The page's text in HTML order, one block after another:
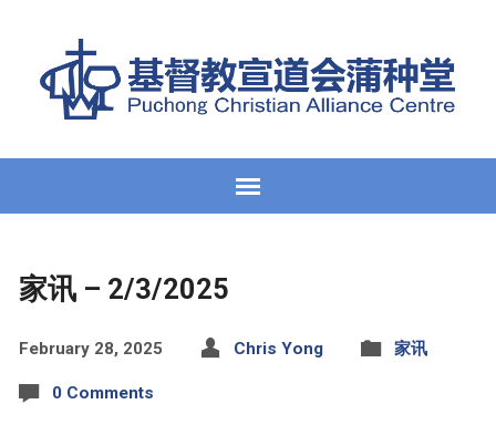
家讯 – 2/3/2025
February 28, 2025 Chris Yong 家讯
0 Comments